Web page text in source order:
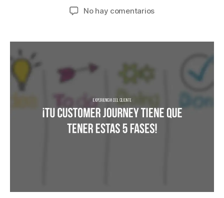
No hay comentarios